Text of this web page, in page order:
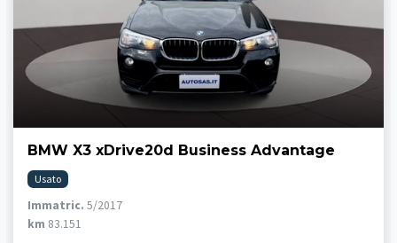
BMW X3 xDrive20d Business Advantage
Usato
Immatric. 5/2017
km 83.151